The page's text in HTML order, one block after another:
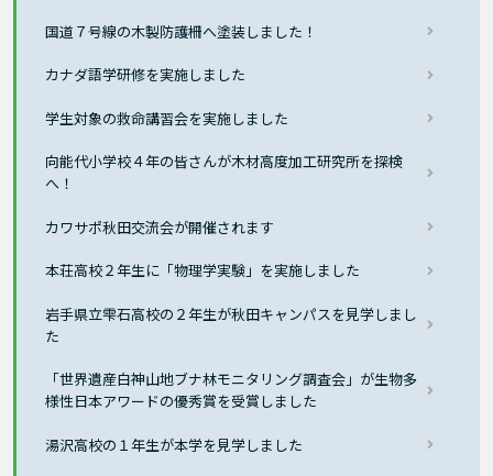
国道７号線の木製防護柵へ塗装しました！
カナダ語学研修を実施しました
学生対象の救命講習会を実施しました
向能代小学校４年の皆さんが木材高度加工研究所を探検
へ！
カワサポ秋田交流会が開催されます
本荘高校２年生に「物理学実験」を実施しました
岩手県立雫石高校の２年生が秋田キャンパスを見学しまし
た
「世界遺産白神山地ブナ林モニタリング調査会」が生物多
様性日本アワードの優秀賞を受賞しました
湯沢高校の１年生が本学を見学しました